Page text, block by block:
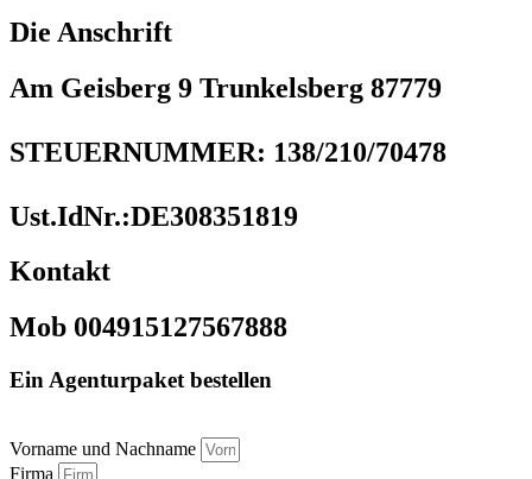
Die Anschrift
Am Geisberg 9 Trunkelsberg 87779
STEUERNUMMER: 138/210/70478
Ust.IdNr.:DE308351819
Kontakt
Mob 004915127567888
Ein Agenturpaket bestellen
Vorname und Nachname
Firma